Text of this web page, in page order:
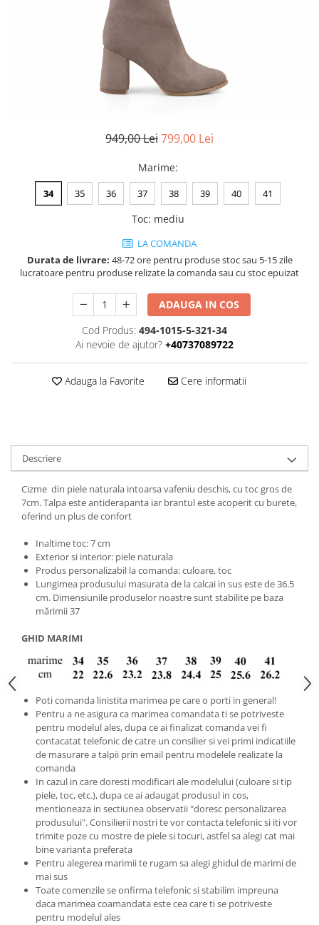
949,00 Lei799,00 Lei
Marime:
34 35 36 37 38 39 40 41
Toc: mediu
LA COMANDA
Durata de livrare: 48-72 ore pentru produse stoc sau 5-15 zile
lucratoare pentru produse relizate la comanda sau cu stoc epuizat
ADAUGA IN COS
Cod Produs: 494-1015-5-321-34
Ai nevoie de ajutor? +40737089722
Adauga la Favorite Cere informatii
Descriere
Cizme din piele naturala intoarsa vafeniu deschis, cu toc gros de
7cm. Talpa este antiderapanta iar brantul este acoperit cu burete,
oferind un plus de confort
Inaltime toc: 7 cm
Exterior si interior: piele naturala
Produs personalizabil la comanda: culoare, toc
Lungimea produsului masurata de la calcai in sus este de 36.5
cm. Dimensiunile produselor noastre sunt stabilite pe baza
mărimii 37
GHID MARIMI
Poti comanda linistita marimea pe care o porti in general!
Pentru a ne asigura ca marimea comandata ti se potriveste
pentru modelul ales, dupa ce ai finalizat comanda vei fi
contacatat telefonic de catre un consilier si vei primi indicatiile
de masurare a talpii prin email pentru modelele realizate la
comanda
In cazul in care doresti modificari ale modelului (culoare si tip
piele, toc, etc.), dupa ce ai adaugat produsul in cos,
mentioneaza in sectiunea observatii "doresc personalizarea
produsului". Consilierii nostri te vor contacta telefonic si iti vor
trimite poze cu mostre de piele si tocuri, astfel sa alegi cat mai
bine varianta preferata
Pentru alegerea marimii te rugam sa alegi ghidul de marimi de
mai sus
Toate comenzile se onfirma telefonic si stabilim impreuna
daca marimea coamandata este cea care ti se potriveste
pentru modelul ales